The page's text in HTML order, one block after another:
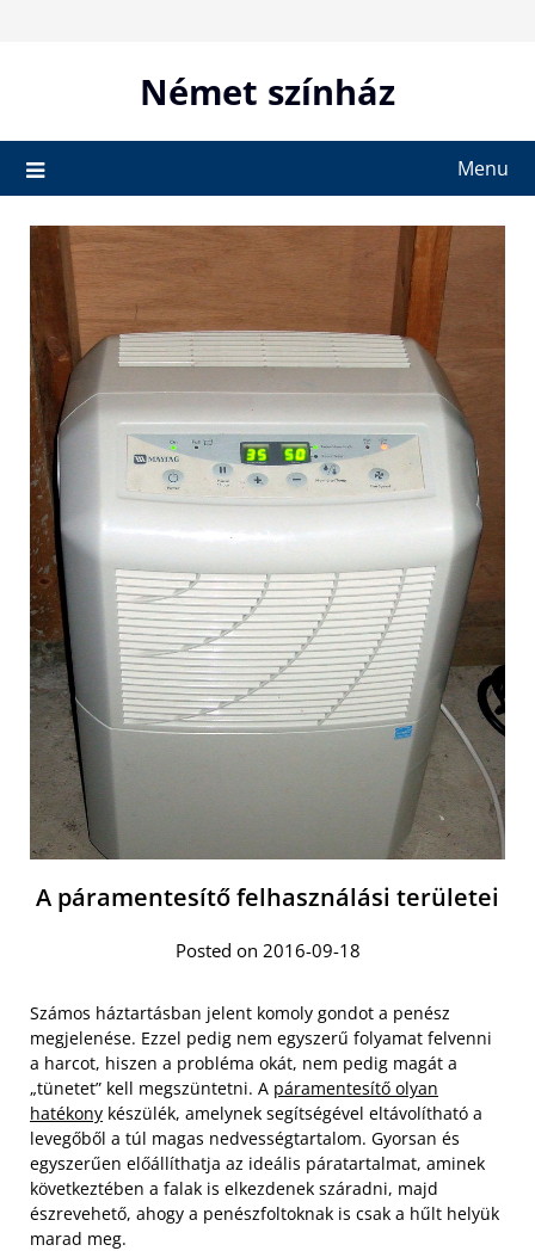
Német színház
Menu
A páramentesítő felhasználási területei
Posted on 2016-09-18
Számos háztartásban jelent komoly gondot a penész
megjelenése. Ezzel pedig nem egyszerű folyamat felvenni
a harcot, hiszen a probléma okát, nem pedig magát a
„tünetet” kell megszüntetni. A páramentesítő olyan
hatékony készülék, amelynek segítségével eltávolítható a
levegőből a túl magas nedvességtartalom. Gyorsan és
egyszerűen előállíthatja az ideális páratartalmat, aminek
következtében a falak is elkezdenek száradni, majd
észrevehető, ahogy a penészfoltoknak is csak a hűlt helyük
marad meg.